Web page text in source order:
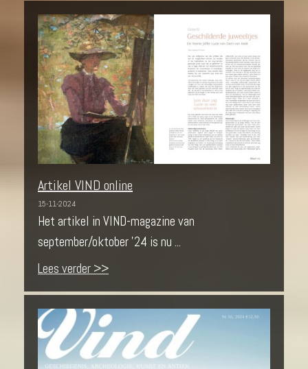
Artikel VIND online
15-11-2024
Het artikel in VIND-magazine van
september/oktober '24 is nu ...
Lees verder >>